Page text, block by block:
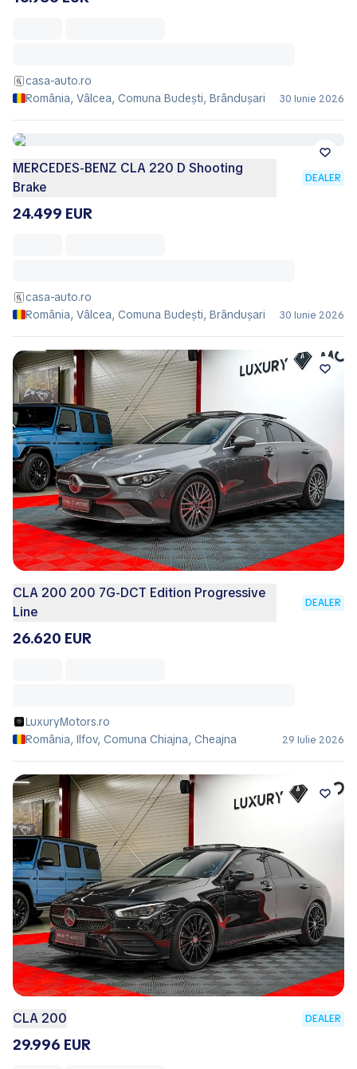
casa-auto.ro
România, Vâlcea, Comuna Budeşti, Brânduşari
30 Iunie 2026
MERCEDES-BENZ CLA 220 D Shooting
Brake
DEALER
24.499 EUR
casa-auto.ro
România, Vâlcea, Comuna Budeşti, Brânduşari
30 Iunie 2026
CLA 200 200 7G-DCT Edition Progressive
Line
DEALER
26.620 EUR
LuxuryMotors.ro
România, Ilfov, Comuna Chiajna, Cheajna
29 Iulie 2026
CLA 200 DEALER
29.996 EUR